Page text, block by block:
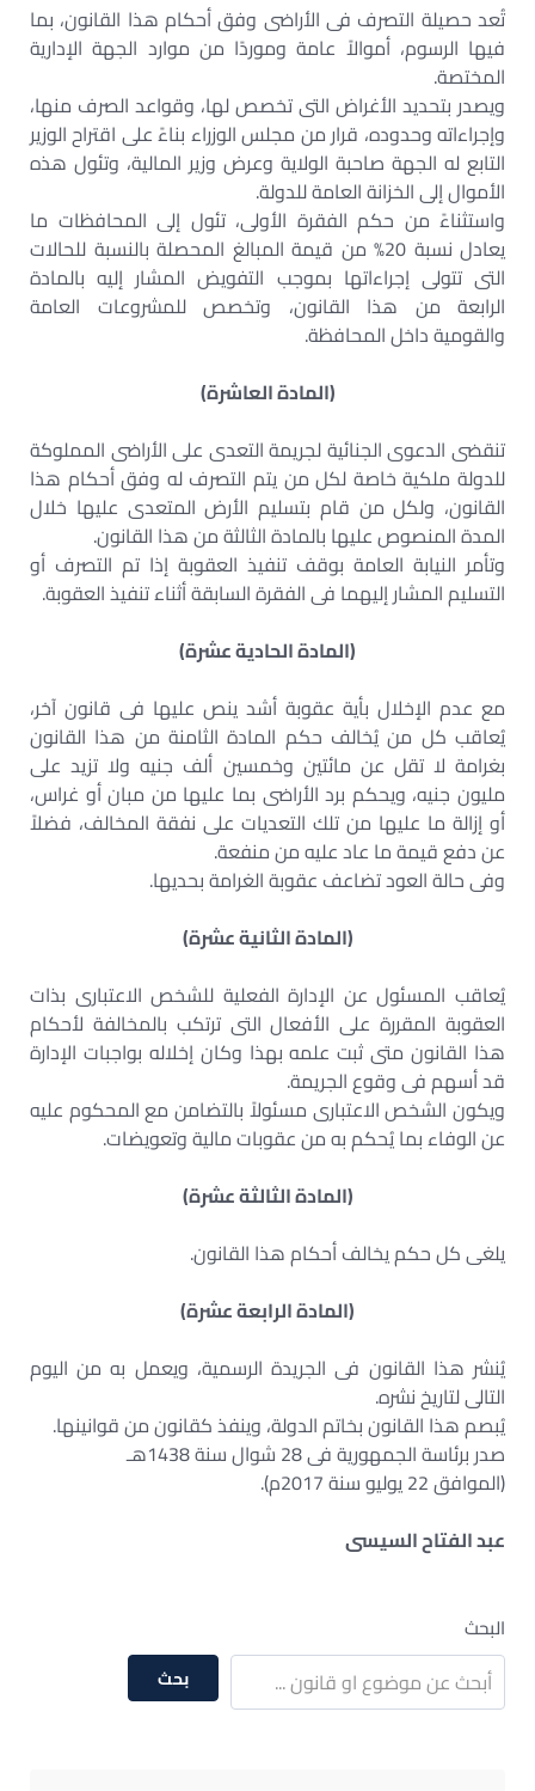
تُعد حصيلة التصرف فى الأراضى وفق أحكام هذا القانون، بما
فيها الرسوم، أموالاً عامة وموردًا من موارد الجهة الإدارية
المختصة.
ويصدر بتحديد الأغراض التى تخصص لها، وقواعد الصرف منها،
وإجراءاته وحدوده، قرار من مجلس الوزراء بناءً على اقتراح الوزير
التابع له الجهة صاحبة الولاية وعرض وزير المالية، وتئول هذه
الأموال إلى الخزانة العامة للدولة.
واستثناءً من حكم الفقرة الأولى، تئول إلى المحافظات ما
يعادل نسبة 20% من قيمة المبالغ المحصلة بالنسبة للحالات
التى تتولى إجراءاتها بموجب التفويض المشار إليه بالمادة
الرابعة من هذا القانون، وتخصص للمشروعات العامة
والقومية داخل المحافظة.
(المادة العاشرة)
تنقضى الدعوى الجنائية لجريمة التعدى على الأراضى المملوكة
للدولة ملكية خاصة لكل من يتم التصرف له وفق أحكام هذا
القانون، ولكل من قام بتسليم الأرض المتعدى عليها خلال
المدة المنصوص عليها بالمادة الثالثة من هذا القانون.
وتأمر النيابة العامة بوقف تنفيذ العقوبة إذا تم التصرف أو
التسليم المشار إليهما فى الفقرة السابقة أثناء تنفيذ العقوبة.
(المادة الحادية عشرة)
مع عدم الإخلال بأية عقوبة أشد ينص عليها فى قانون آخر،
يُعاقب كل من يُخالف حكم المادة الثامنة من هذا القانون
بغرامة لا تقل عن مائتين وخمسين ألف جنيه ولا تزيد على
مليون جنيه، ويحكم برد الأراضى بما عليها من مبان أو غراس،
أو إزالة ما عليها من تلك التعديات على نفقة المخالف، فضلاً
عن دفع قيمة ما عاد عليه من منفعة.
وفى حالة العود تضاعف عقوبة الغرامة بحديها.
(المادة الثانية عشرة)
يُعاقب المسئول عن الإدارة الفعلية للشخص الاعتبارى بذات
العقوبة المقررة على الأفعال التى ترتكب بالمخالفة لأحكام
هذا القانون متى ثبت علمه بهذا وكان إخلاله بواجبات الإدارة
قد أسهم فى وقوع الجريمة.
ويكون الشخص الاعتبارى مسئولاً بالتضامن مع المحكوم عليه
عن الوفاء بما يُحكم به من عقوبات مالية وتعويضات.
(المادة الثالثة عشرة)
يلغى كل حكم يخالف أحكام هذا القانون.
(المادة الرابعة عشرة)
يُنشر هذا القانون فى الجريدة الرسمية، ويعمل به من اليوم
التالى لتاريخ نشره.
يُبصم هذا القانون بخاتم الدولة، وينفذ كقانون من قوانينها.
صدر برئاسة الجمهورية فى 28 شوال سنة 1438هـ
(الموافق 22 يوليو سنة 2017م).
عبد الفتاح السيسى
البحث
بحث